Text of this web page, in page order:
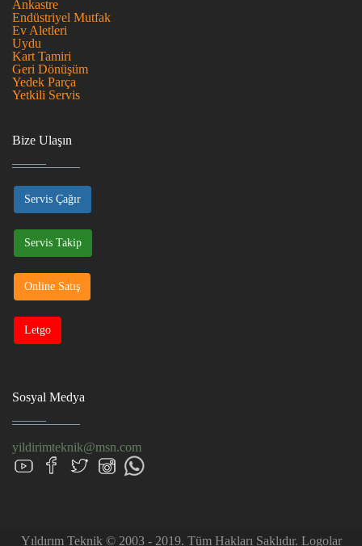
Ankastre
Endüstriyel Mutfak
Ev Aletleri
Uydu
Kart Tamiri
Geri Dönüşüm
Yedek Parça
Yetkili Servis
Bize Ulaşın
Servis Çağır
Servis Takip
Online Satış
Letgo
Sosyal Medya
yildirimteknik@msn.com
Yıldırım Teknik © 2003 - 2019. Tüm Hakları Saklıdır. Logolar